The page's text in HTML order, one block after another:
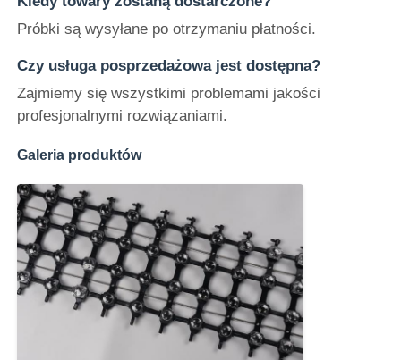
Próbki są wysyłane po otrzymaniu płatności.
Czy usługa posprzedażowa jest dostępna?
Zajmiemy się wszystkimi problemami jakości
profesjonalnymi rozwiązaniami.
Galeria produktów